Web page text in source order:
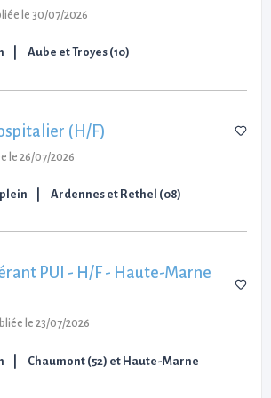
le 30/07/2026
Aube et Troyes (10)
(H/F)
le 26/07/2026
Ardennes et Rethel (08)
PUI - H/F - Haute-Marne
le 23/07/2026
Chaumont (52) et Haute-Marne